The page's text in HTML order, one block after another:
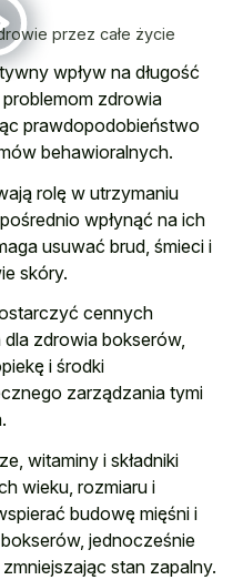
przez całe życie
wpływ na długość
zdrowia
prawdopodobieństwo
behawioralnych.
rolę w utrzymaniu
wpłynąć na ich
usuwać brud, śmieci i
skóry.
cennych
zdrowia bokserów,
i środki
zarządzania tymi
witaminy i składniki
wieku, rozmiaru i
budowę mięśni i
jednocześnie
stan zapalny.